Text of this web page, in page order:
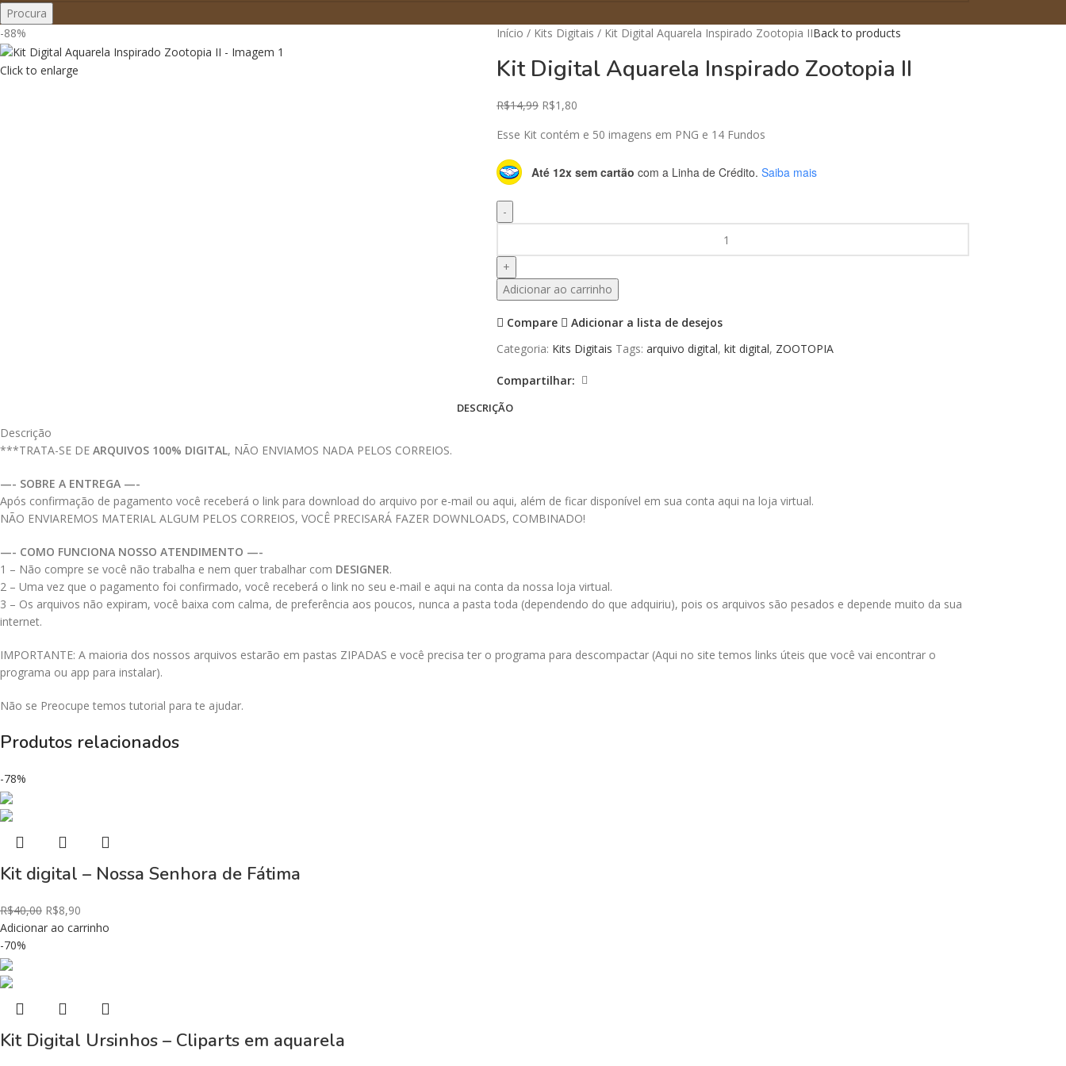
Procura
-88%
Click to enlarge
Início Kits Digitais Kit Digital Aquarela Inspirado Zootopia IIBack to products
Kit Digital Aquarela Inspirado Zootopia II
R$14,99 R$1,80
Esse Kit contém e 50 imagens em PNG e 14 Fundos
Até 12x sem cartão com a Linha de Crédito. Saiba mais
Adicionar ao carrinho
Compare
Adicionar a lista de desejos
Categoria: Kits Digitais Tags: arquivo digital, kit digital, ZOOTOPIA
Compartilhar:
DESCRIÇÃO
Descrição
***TRATA-SE DE ARQUIVOS 100% DIGITAL, NÃO ENVIAMOS NADA PELOS CORREIOS.
—- SOBRE A ENTREGA —-
Após confirmação de pagamento você receberá o link para download do arquivo por e-mail ou aqui, além de ficar disponível em sua conta aqui na loja virtual.
NÃO ENVIAREMOS MATERIAL ALGUM PELOS CORREIOS, VOCÊ PRECISARÁ FAZER DOWNLOADS, COMBINADO!
—- COMO FUNCIONA NOSSO ATENDIMENTO —-
1 – Não compre se você não trabalha e nem quer trabalhar com DESIGNER.
2 – Uma vez que o pagamento foi confirmado, você receberá o link no seu e-mail e aqui na conta da nossa loja virtual.
3 – Os arquivos não expiram, você baixa com calma, de preferência aos poucos, nunca a pasta toda (dependendo do que adquiriu), pois os arquivos são pesados e depende muito da sua
internet.
IMPORTANTE: A maioria dos nossos arquivos estarão em pastas ZIPADAS e você precisa ter o programa para descompactar (Aqui no site temos links úteis que você vai encontrar o
programa ou app para instalar).
Não se Preocupe temos tutorial para te ajudar.
Produtos relacionados
-78%
Kit digital – Nossa Senhora de Fátima
R$40,00 R$8,90
Adicionar ao carrinho
-70%
Kit Digital Ursinhos – Cliparts em aquarela